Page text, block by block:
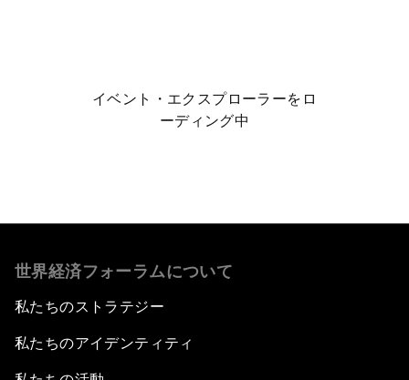
イベント・エクスプローラーをロ
ーディング中
世界経済フォーラムについて
私たちのストラテジー
私たちのアイデンティティ